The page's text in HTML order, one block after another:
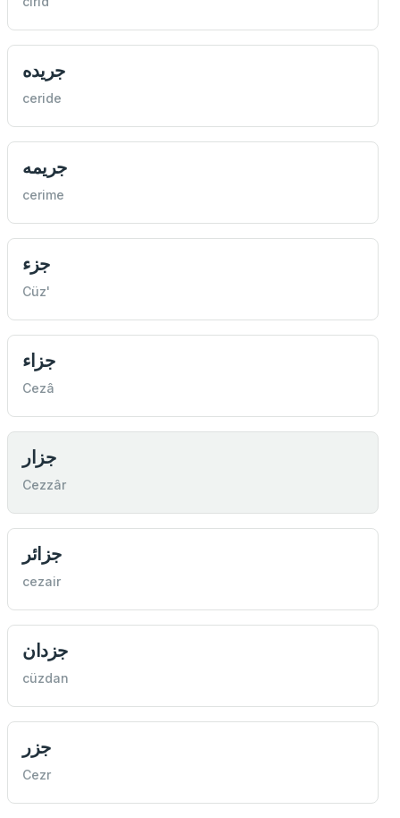
جریده
ceride
جریمه
cerime
جزء
Cüz'
جزاء
Cezâ
جزار
Cezzâr
جزائر
cezair
جزدان
cüzdan
جزر
Cezr